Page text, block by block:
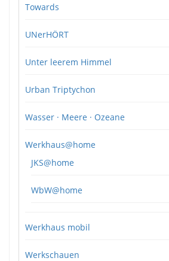
Towards
UNerHÖRT
Unter leerem Himmel
Urban Triptychon
Wasser · Meere · Ozeane
Werkhaus@home
JKS@home
WbW@home
Werkhaus mobil
Werkschauen